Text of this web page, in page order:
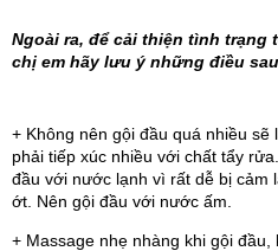
Ngoài ra, để cải thiện tình trạng
chị em hãy lưu ý những điều
+ Không nên gội đầu quá nhiều
phải tiếp xúc nhiều với chất tẩy
đầu với nước lạnh vì rất dễ bị cảm
ớt. Nên gội đầu với nước ấm.
+ Massage nhẹ nhàng khi gội